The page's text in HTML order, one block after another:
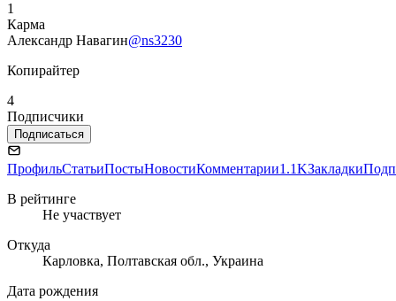
1
Карма
Александр Навагин@ns3230
Копирайтер
4
Подписчики
Подписаться
ПрофильСтатьиПостыНовостиКомментарии1.1KЗакладки
В рейтинге
Не участвует
Откуда
Карловка, Полтавская обл., Украина
Дата рождения